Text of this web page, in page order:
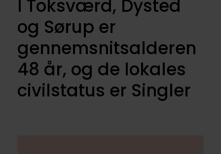
I Toksværd, Dysted
og Sørup er
gennemsnitsalderen
48 år, og de lokales
civilstatus er Singler